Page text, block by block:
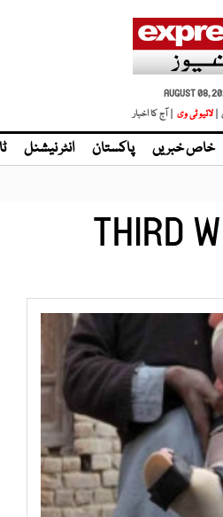
AUGUST 08,
| لائیو ٹی وی | آج کا اخبار
خاص خبریں پاکستان انٹر نیشنل
THIRD